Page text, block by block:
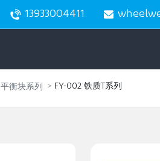
13933004411
平衡块系列 FY-002 铁质T系列